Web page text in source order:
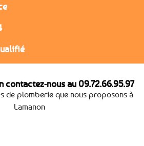
contactez-nous au 09.72.66.95.97
de plomberie que nous proposons à
Lamanon